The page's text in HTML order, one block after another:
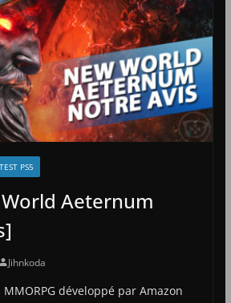
TEST PS5
Aeternum
Jihnkoda
développé par Amazon